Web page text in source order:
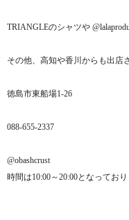
TRIANGLEのシャツや
その他、高知や香川からも出店
徳島市東船場1-26
088-655-2337
@obashcrust
時間は10:00～20:00となっており